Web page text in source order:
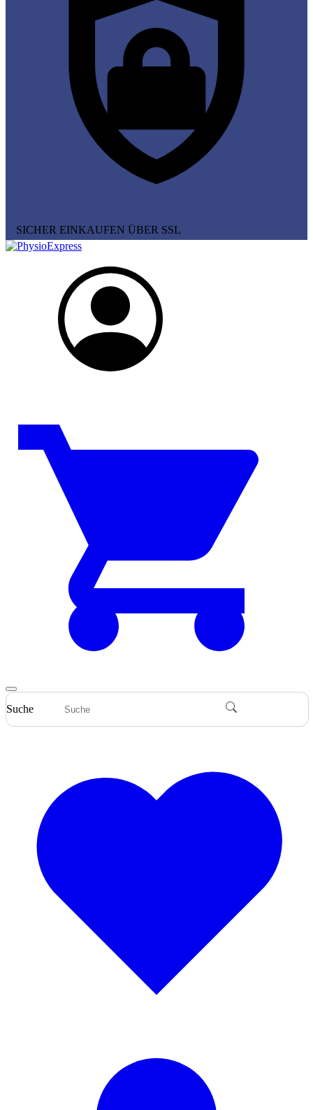
SICHER EINKAUFEN ÜBER SSL
Suche